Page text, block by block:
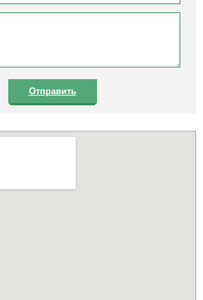
Отправить